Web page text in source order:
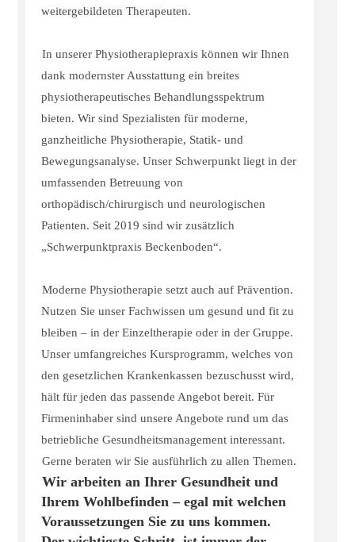
weitergebildeten Therapeuten.
In unserer Physiotherapiepraxis können wir Ihnen
dank modernster Ausstattung ein breites
physiotherapeutisches Behandlungsspektrum
bieten. Wir sind Spezialisten für moderne,
ganzheitliche Physiotherapie, Statik- und
Bewegungsanalyse. Unser Schwerpunkt liegt in der
umfassenden Betreuung von
orthopädisch/chirurgisch und neurologischen
Patienten. Seit 2019 sind wir zusätzlich
„Schwerpunktpraxis Beckenboden“.
Moderne Physiotherapie setzt auch auf Prävention.
Nutzen Sie unser Fachwissen um gesund und fit zu
bleiben – in der Einzeltherapie oder in der Gruppe.
Unser umfangreiches Kursprogramm, welches von
den gesetzlichen Krankenkassen bezuschusst wird,
hält für jeden das passende Angebot bereit. Für
Firmeninhaber sind unsere Angebote rund um das
betriebliche Gesundheitsmanagement interessant.
Gerne beraten wir Sie ausführlich zu allen Themen.
Wir arbeiten an Ihrer Gesundheit und
Ihrem Wohlbefinden – egal mit welchen
Voraussetzungen Sie zu uns kommen.